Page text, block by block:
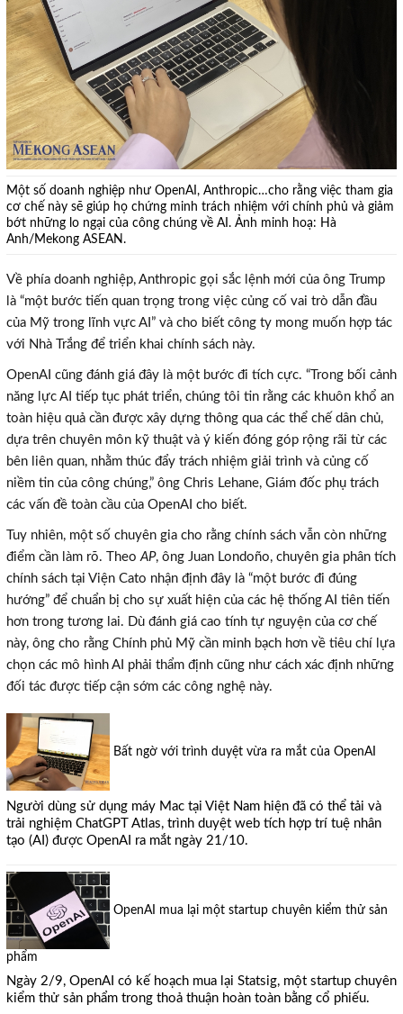
×
Một số doanh nghiệp như OpenAI, Anthropic…cho rằng việc tham gia
cơ chế này sẽ giúp họ chứng minh trách nhiệm với chính phủ và giảm
bớt những lo ngại của công chúng về AI. Ảnh minh hoạ: Hà
Anh/Mekong ASEAN.
Về phía doanh nghiệp, Anthropic gọi sắc lệnh mới của ông Trump
là “một bước tiến quan trọng trong việc củng cố vai trò dẫn đầu
của Mỹ trong lĩnh vực AI” và cho biết công ty mong muốn hợp tác
với Nhà Trắng để triển khai chính sách này.
OpenAI cũng đánh giá đây là một bước đi tích cực. “Trong bối cảnh
năng lực AI tiếp tục phát triển, chúng tôi tin rằng các khuôn khổ an
toàn hiệu quả cần được xây dựng thông qua các thể chế dân chủ,
dựa trên chuyên môn kỹ thuật và ý kiến đóng góp rộng rãi từ các
bên liên quan, nhằm thúc đẩy trách nhiệm giải trình và củng cố
niềm tin của công chúng,” ông Chris Lehane, Giám đốc phụ trách
các vấn đề toàn cầu của OpenAI cho biết.
Tuy nhiên, một số chuyên gia cho rằng chính sách vẫn còn những
điểm cần làm rõ. TheoAP, ông Juan Londoño, chuyên gia phân tích
chính sách tại Viện Cato nhận định đây là “một bước đi đúng
hướng” để chuẩn bị cho sự xuất hiện của các hệ thống AI tiên tiến
hơn trong tương lai. Dù đánh giá cao tính tự nguyện của cơ chế
này, ông cho rằng Chính phủ Mỹ cần minh bạch hơn về tiêu chí lựa
chọn các mô hình AI phải thẩm định cũng như cách xác định những
đối tác được tiếp cận sớm các công nghệ này.
Bất ngờ với trình duyệt vừa ra mắt của OpenAI
Người dùng sử dụng máy Mac tại Việt Nam hiện đã có thể tải và
trải nghiệm ChatGPT Atlas, trình duyệt web tích hợp trí tuệ nhân
tạo (AI) được OpenAI ra mắt ngày 21/10.
OpenAI mua lại một startup chuyên kiểm thử sản
phẩm
Ngày 2/9, OpenAI có kế hoạch mua lại Statsig, một startup chuyên
kiểm thử sản phẩm trong thoả thuận hoàn toàn bằng cổ phiếu.